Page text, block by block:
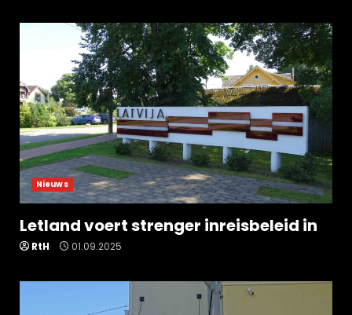
Nieuws
Letland voert strenger inreisbeleid in
RtH 01.09.2025